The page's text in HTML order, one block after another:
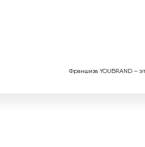
Франшиза YOUBRAND –